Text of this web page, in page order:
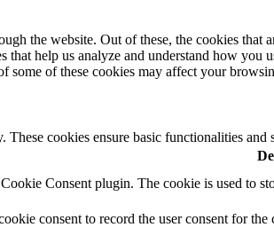
the website. Out of these, the cookies that
help us analyze and understand how
some of these cookies may affect your
cookies ensure basic functionalities
Consent plugin. The cookie is used to
consent to record the user consent for